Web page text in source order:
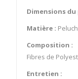
Dimensions
Matière : P
Composition :
Fibres de
Entretien :